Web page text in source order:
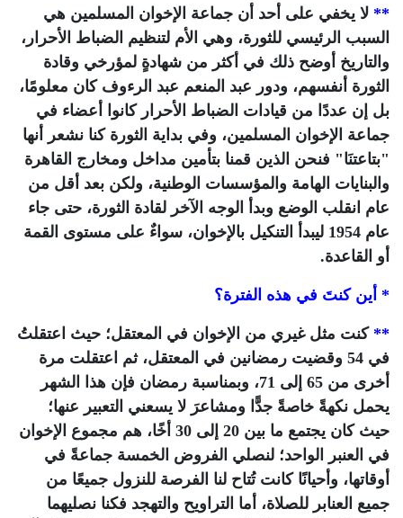
** لا يخفي على أحد أن جماعة الإخوان المسلمين هي
السبب الرئيسي للثورة، وهي الأم لتنظيم الضباط الأحرار،
والتاريخ أوضح ذلك في أكثر من شهادةٍ لمؤرخي وقادة
الثورة أنفسهم، ودور عبد المنعم عبد الرءوف كان معلومًا،
بل إن عددًا من قيادات الضباط الأحرار كانوا أعضاء في
جماعة الإخوان المسلمين، وفي بداية الثورة كنا نشعر أنها
"بتاعتنَا" فنحن الذين قمنا بتأمين مداخل ومخارج القاهرة
والبنايات الهامة والمؤسسات الوطنية، ولكن بعد أقل من
عام انقلب الوضع وبدأ الوجه الآخر لقادة الثورة، حتى جاء
عام 1954 ليبدأ التنكيل بالإخوان، سواءٌ على مستوى القمة
أو القاعدة.
* أين كنتَ في هذه الفترة؟
** كنت مثل غيري من الإخوان في المعتقل؛ حيث اعتقلتُ
في 54 وقضيت رمضانين في المعتقل، ثم اعتقلت مرة
أخرى من 65 إلى 71، وبمناسبة رمضان فإن هذا الشهر
يحمل نكهةً خاصةً جدًّا ومشاعرَ لا يسعني التعبير عنها؛
حيث كان يجتمع ما بين 20 إلى 30 أخًا، هم مجموع الإخوان
في العنبر الواحد؛ لنصلي الفروض الخمسة جماعةً في
أوقاتها، وأحيانًا كانت تُتاح لنا الفرصة للنزول جميعًا من
جميع العنابر للصلاة، أما التراويح والتهجد فكنا نصليهما